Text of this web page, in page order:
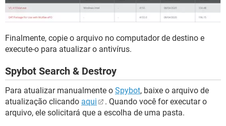
Finalmente, copie o arquivo no computador de destino e
execute-o para atualizar o antivírus.
Spybot Search & Destroy
Para atualizar manualmente o Spybot, baixe o arquivo de
atualização clicando aqui
. Quando você for executar o
arquivo, ele solicitará que a escolha de uma pasta.